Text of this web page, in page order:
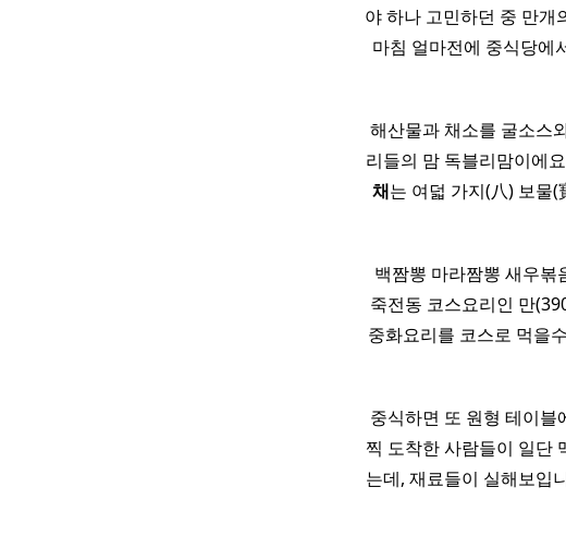
야 하나 고민하던 중 만개
마침 얼마전에 중식당에
해산물과 채소를 굴소스
리들의 맘 독블리맘이에
채는 여덟 가지(八) 보물(
백짬뽕 마라짬뽕 새우볶
죽전동 코스요리인 만
중화요리를 코스로 먹을
중식하면 또 원형 테이블
찍 도착한 사람들이 일단
는데, 재료들이 실해보입